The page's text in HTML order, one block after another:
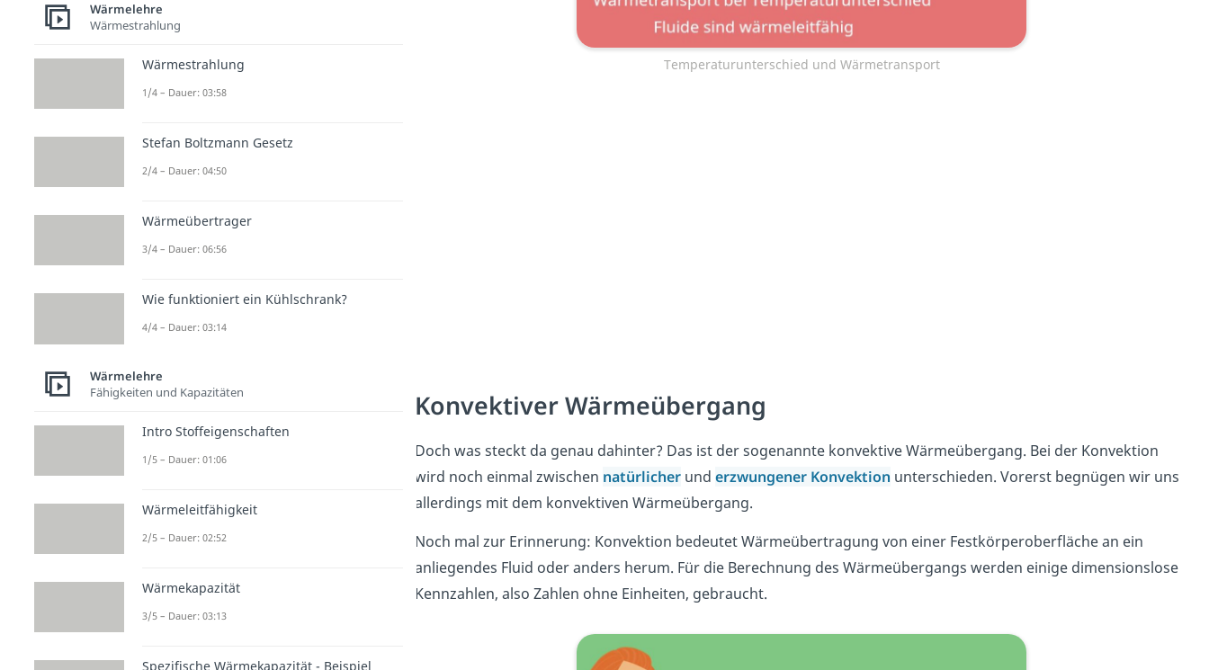
Temperaturunterschied und Wärmetransport
Konvektiver Wärmeübergang
Doch was steckt da genau dahinter? Das ist der sogenannte konvektive Wärmeübergang. Bei der Konvektion
wird noch einmal zwischen natürlicher und erzwungener Konvektion unterschieden. Vorerst begnügen wir uns
allerdings mit dem konvektiven Wärmeübergang.
Noch mal zur Erinnerung: Konvektion bedeutet Wärmeübertragung von einer Festkörperoberfläche an ein
anliegendes Fluid oder anders herum. Für die Berechnung des Wärmeübergangs werden einige dimensionslose
Kennzahlen, also Zahlen ohne Einheiten, gebraucht.
Wärmelehre
Wärmestrahlung
Wärmestrahlung
1/4 – Dauer: 03:58
Stefan Boltzmann Gesetz
2/4 – Dauer: 04:50
Wärmeübertrager
3/4 – Dauer: 06:56
Wie funktioniert ein Kühlschrank?
4/4 – Dauer: 03:14
Wärmelehre
Fähigkeiten und Kapazitäten
Intro Stoffeigenschaften
1/5 – Dauer: 01:06
Wärmeleitfähigkeit
2/5 – Dauer: 02:52
Wärmekapazität
3/5 – Dauer: 03:13
Spezifische Wärmekapazität - Beispiel